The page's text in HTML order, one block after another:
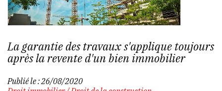
La garantie des travaux s'applique toujours
après la revente d'un bien immobilier
Publié le :26/08/2020